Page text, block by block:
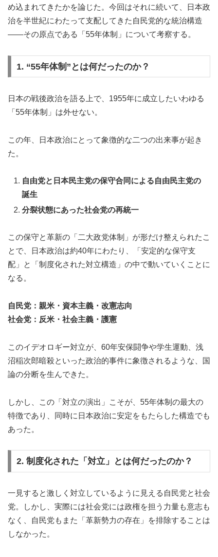
め込まれてきたかを論じた。今回はそれに続いて、日本政
治を半世紀にわたって支配してきた自民党的な統治構造
——その原点である「55年体制」について考察する。
1. “55年体制”とは何だったのか？
日本の戦後政治を語る上で、1955年に成立したいわゆる
「55年体制」は外せない。
この年、日本政治にとって象徴的な二つの出来事が起き
た。
自由党と日本民主党の保守合同による自由民主党の
誕生
分裂状態にあった社会党の再統一
この保守と革新の「二大政党体制」が形だけ整えられたこ
とで、日本政治は約40年にわたり、「安定的な保守支
配」と「制度化された対立構造」の中で動いていくことに
なる。
自民党：親米・資本主義・改憲志向
社会党：反米・社会主義・護憲
このイデオロギー対立が、60年安保闘争や学生運動、浅
沼稲次郎暗殺といった政治的事件に象徴されるような、国
論の分断を生んできた。
しかし、この「対立の演出」こそが、55年体制の最大の
特徴であり、同時に日本政治に安定をもたらした構造でも
あった。
2. 制度化された「対立」とは何だったのか？
一見すると激しく対立しているように見える自民党と社会
党。しかし、実際には社会党には政権を担う力量も意志も
なく、自民党もまた「革新勢力の存在」を排除することは
しなかった。